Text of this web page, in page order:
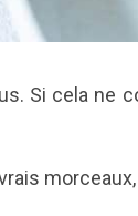
Si cela ne